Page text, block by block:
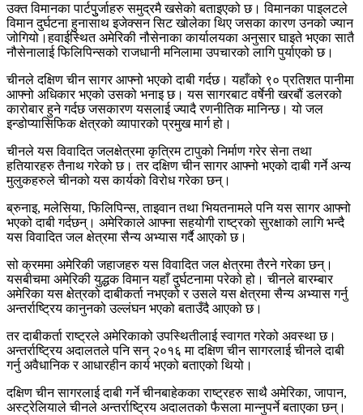
उक्त विमानका पार्टपुुर्जाहरु समुद्रमै खसेको बताइएको छ। विमानका पाइलटले
विमान दुर्घटना हुनासाथ इजेक्सन सिट खोलेका थिए जसका कारण उनको ज्यान
जोगियो।हवाईस्थित अमेरिकी नौसेनाका कार्यालयका अनुसार घाइते भएका सातै
नौसेनालाई फिलिपिन्सको राजधानी मनिलामा उपचारको लागि पुर्याएको छ।
चीनले दक्षिण चीन सागर आफ्नो भएको दाबी गर्दछ। यहाँको ९० प्रतिशत पानीमा
आफ्नो अधिकार भएको उसको भनाइ छ। यस सागरबाट वर्षेनी खरबौं डलरको
कारोबार हुने गर्दछ जसकारण यसलाई ज्यादै रणनीतिक मानिन्छ। यो जल
इन्डोप्यासिफिक क्षेत्रको व्यापारको प्रमुख मार्ग हो।
चीनले यस विवादित जलक्षेत्रमा कृत्रिम टापुको निर्माण गरेर सेना तथा
हतियारहरु तैनाथ गरेको छ। तर दक्षिण चीन सागर आफ्नो भएको दाबी गर्ने अन्य
मुलुकहरुले चीनको यस कार्यको विरोध गरेका छन्।
ब्रुनाइ, मलेसिया, फिलिपिन्स, ताइवान तथा भियतनामले पनि यस सागर आफ्नो
भएको दाबी गर्दछन्। अमेरिकाले आफ्ना सहयोगी राष्ट्रको सुरक्षाको लागि भन्दै
यस विवादित जल क्षेत्रमा सैन्य अभ्यास गर्दै आएको छ।
सो क्रममा अमेरिकी जहाजहरु यस विवादित जल क्षेत्रमा तैरने गरेका छन्।
यसबीचमा अमेरिकी युद्धक विमान यहाँ दुर्घटनामा परेको हो। चीनले बारम्बार
अमेरिका यस क्षेत्रको दाबीकर्ता नभएको र उसले यस क्षेत्रमा सैन्य अभ्यास गर्नु
अन्तर्राष्ट्रिय कानुनको उल्लंघन भएको बताउँदै आएको छ।
तर दाबीकर्ता राष्ट्रले अमेरिकाको उपस्थितीलाई स्वागत गरेको अवस्था छ।
अन्तर्राष्ट्रिय अदालतले पनि सन् २०१६ मा दक्षिण चीन सागरलाई चीनले दाबी
गर्नु अवैधानिक र आधारहीन कार्य भएको बताएको थियो।
दक्षिण चीन सागरलाई दाबी गर्ने चीनबाहेकका राष्ट्रहरु साथै अमेरिका, जापान,
अस्ट्रेलियाले चीनले अन्तर्राष्ट्रिय अदालतको फैसला मान्नुपर्ने बताएका छन्।